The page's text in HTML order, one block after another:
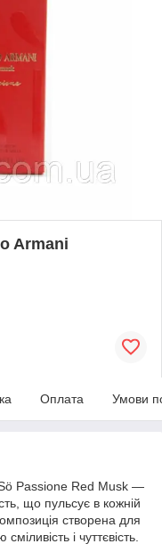
Armani
Оплата Умови
Passione Red Musk —
що пульсує в кожній
створена для
і чуттєвість.